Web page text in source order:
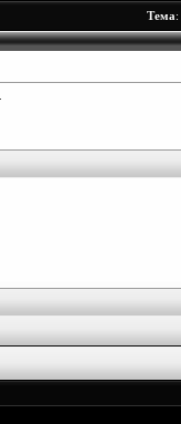
Тема: